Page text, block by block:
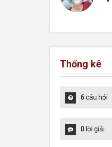
Thống kê
6câu hỏi
0 lời giải